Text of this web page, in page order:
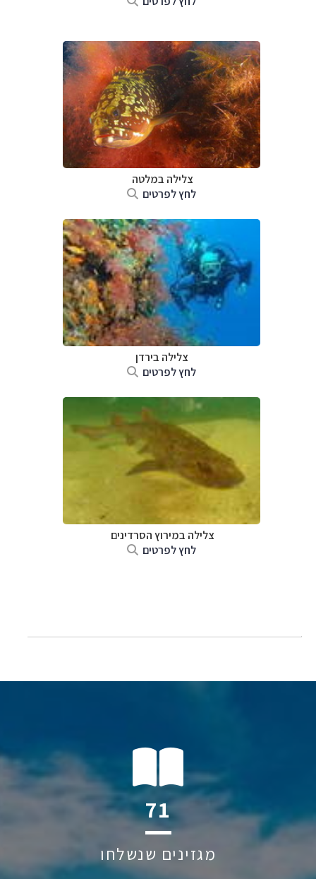
צלילה במלטה
לחץ לפרטים
צלילה בירדן
לחץ לפרטים
צלילה במירוץ הסרדינים
לחץ לפרטים
144
מגזינים שנשלחו